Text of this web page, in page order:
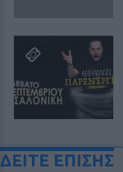
ΔΕΙΤΕ ΕΠΙΣΗΣ